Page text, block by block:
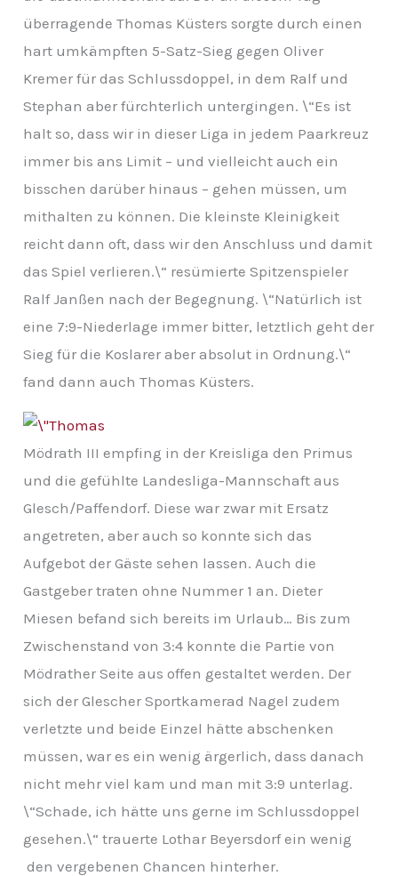
überragende Thomas Küsters sorgte durch einen
hart umkämpften 5-Satz-Sieg gegen Oliver
Kremer für das Schlussdoppel, in dem Ralf und
Stephan aber fürchterlich untergingen. \“Es ist
halt so, dass wir in dieser Liga in jedem Paarkreuz
immer bis ans Limit – und vielleicht auch ein
bisschen darüber hinaus – gehen müssen, um
mithalten zu können. Die kleinste Kleinigkeit
reicht dann oft, dass wir den Anschluss und damit
das Spiel verlieren.\“ resümierte Spitzenspieler
Ralf Janßen nach der Begegnung. \“Natürlich ist
eine 7:9-Niederlage immer bitter, letztlich geht der
Sieg für die Koslarer aber absolut in Ordnung.\“
fand dann auch Thomas Küsters.
Mödrath III empfing in der Kreisliga den Primus
und die gefühlte Landesliga-Mannschaft aus
Glesch/Paffendorf. Diese war zwar mit Ersatz
angetreten, aber auch so konnte sich das
Aufgebot der Gäste sehen lassen. Auch die
Gastgeber traten ohne Nummer 1 an. Dieter
Miesen befand sich bereits im Urlaub… Bis zum
Zwischenstand von 3:4 konnte die Partie von
Mödrather Seite aus offen gestaltet werden. Der
sich der Glescher Sportkamerad Nagel zudem
verletzte und beide Einzel hätte abschenken
müssen, war es ein wenig ärgerlich, dass danach
nicht mehr viel kam und man mit 3:9 unterlag.
\“Schade, ich hätte uns gerne im Schlussdoppel
gesehen.\“ trauerte Lothar Beyersdorf ein wenig
den vergebenen Chancen hinterher.